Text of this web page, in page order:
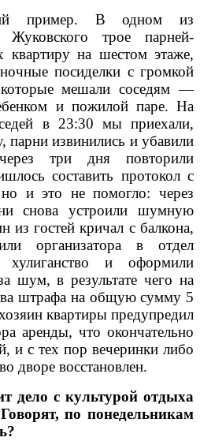
пример. В одном из
трое парней-
квартиру на шестом этаже,
посиделки с громкой
мешали соседям —
и пожилой паре. На
в 23:30 мы приехали,
парни извинились и убавили
три дня повторили
составить протокол с
и это не помогло: через
снова устроили шумную
из гостей кричал с балкона,
организатора в отдел
и оформили
шум, в результате чего на
штрафа на общую сумму 5
квартиры предупредил
аренды, что окончательно
и с тех пор вечеринки либо
дворе восстановлен.
дело с культурой отдыха
по понедельникам